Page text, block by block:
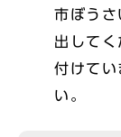
市ぼう
出して
付けて
い。